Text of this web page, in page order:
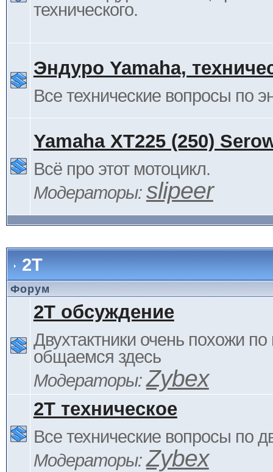
технического.
Эндуро Yamaha,
Все технические вопросы по
Yamaha XT225 (250)
Всё про этот мотоцикл.
Модераторы: slipeer
2Т
Форум
2Т обсуждение
Двухтактники очень похожи по
общаемся здесь
Модераторы:Zybex
2Т техническое
Все технические вопросы по
Модераторы:Zybex